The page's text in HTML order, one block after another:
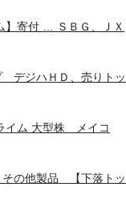
】寄付 … ＳＢＧ、ＪＸ
デジハＨＤ、売りトッ
イム 大型株 メイコ
の他製品 【下落トッ